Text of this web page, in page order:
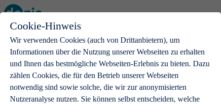
Cookie-Hinweis
Wir verwenden Cookies (auch von Drittanbietern), um
Informationen über die Nutzung unserer Webseiten zu erhalten
und Ihnen das bestmögliche Webseiten-Erlebnis zu bieten. Dazu
zählen Cookies, die für den Betrieb unserer Webseiten
notwendig sind sowie solche, die wir zur anonymisierten
Nutzeranalyse nutzen. Sie können selbst entscheiden, welche
Open main menu